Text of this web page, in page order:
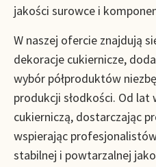
jakości surowce i
W naszej ofercie znajdują
dekoracje cukiernicze,
wybór półproduktów
produkcji słodkości. Od lat
cukierniczą, dostarczając
wspierając
stabilnej i powtarzalnej